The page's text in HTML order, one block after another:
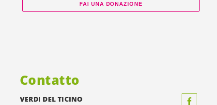
FAI UNA DONAZIONE
Contatto
VERDI DEL TICINO